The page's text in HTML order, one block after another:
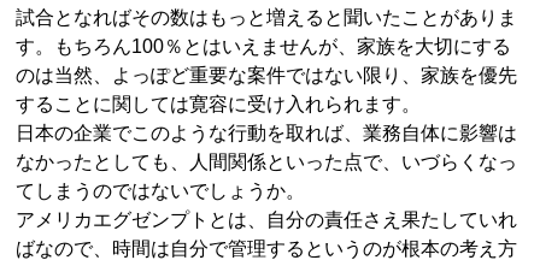
試合となればその数はもっと増えると聞いたことがありま
す。もちろん100％とはいえませんが、家族を大切にする
のは当然、よっぽど重要な案件ではない限り、家族を優先
することに関しては寛容に受け入れられます。
日本の企業でこのような行動を取れば、業務自体に影響は
なかったとしても、人間関係といった点で、いづらくなっ
てしまうのではないでしょうか。
アメリカエグゼンプトとは、自分の責任さえ果たしていれ
ばなので、時間は自分で管理するというのが根本の考え方